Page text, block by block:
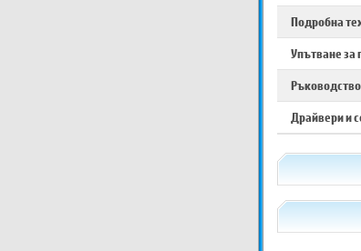
Подробна
Упътване за
Драйвери и